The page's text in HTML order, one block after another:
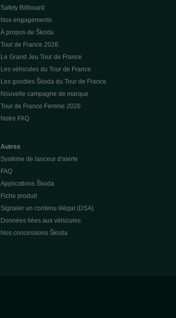
Safety Billboard
Nos engagements
À propos de Škoda
Tour de France 2026
Le Grand Jeu Tour de France
Les véhicules du Tour de France
Les goodies Škoda du Tour de France
Nouvelle campagne de marque
Tour de France Femme 2026
Notre FAQ
Autres
Système de lanceur d'alerte
FAQ
Applications Škoda
Fiche produit
Signaler un contenu illégal (DSA)
Données liées aux véhicules
Nos concessions Škoda